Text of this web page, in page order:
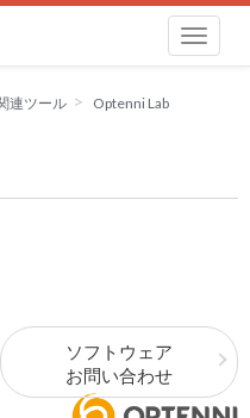
連ツール Optenni Lab
ソフトウェア
お問い合わせ